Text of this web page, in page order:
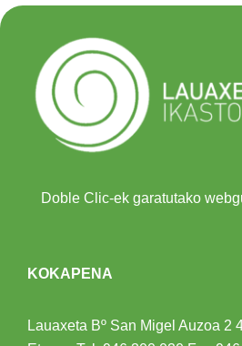
Doble Clic-ek garatutako
KOKAPENA
Lauaxeta Bº San Migel Auzoa 2